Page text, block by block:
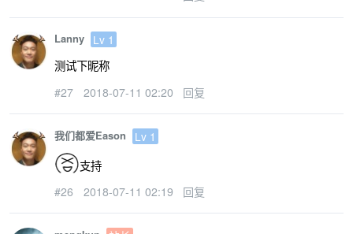
Lanny Lv 1
测试下昵称
#27 2018-07-11 02:20 回复
我们都爱Eason Lv 1
支持
#26 2018-07-11 02:19 回复